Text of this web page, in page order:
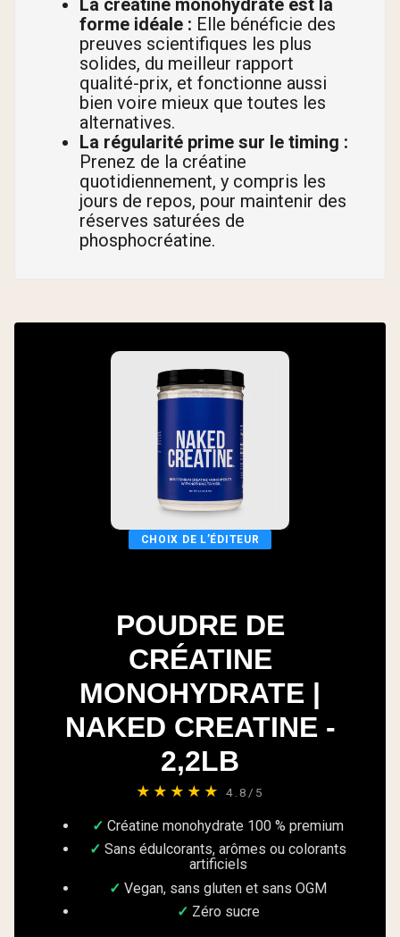
La créatine monohydrate est la
forme idéale : Elle bénéficie des
preuves scientifiques les plus
solides, du meilleur rapport
qualité-prix, et fonctionne aussi
bien voire mieux que toutes les
alternatives.
La régularité prime sur le timing :
Prenez de la créatine
quotidiennement, y compris les
jours de repos, pour maintenir des
réserves saturées de
phosphocréatine.
CHOIX DE L’ÉDITEUR
POUDRE DE
CRÉATINE
MONOHYDRATE |
NAKED CREATINE -
2,2LB
★★★★★ 4.8/5
Créatine monohydrate 100 % premium
Sans édulcorants, arômes ou colorants
artificiels
Vegan, sans gluten et sans OGM
Zéro sucre